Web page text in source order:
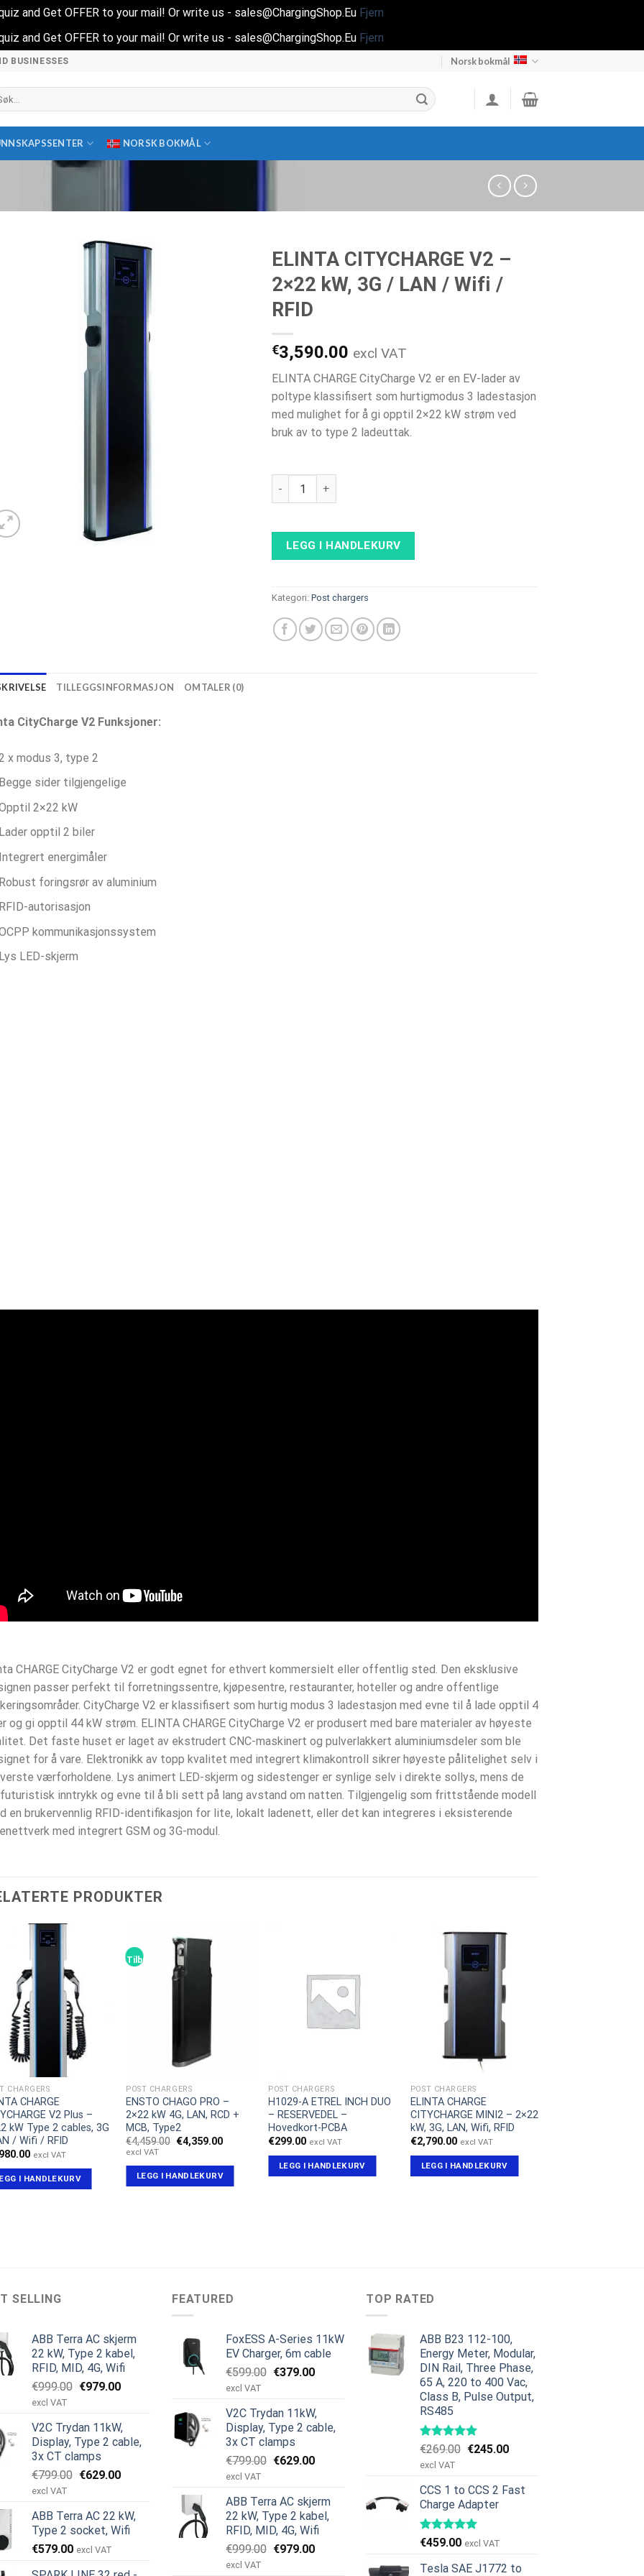
and Get OFFER to your mail! Or write us - sales@ChargingShop.Eu Fjern
and Get OFFER to your mail! Or write us - sales@ChargingShop.Eu Fjern
BUSINESSES Norsk bokmål
NORSK BOKMÅL
ELINTA CITYCHARGE V2 –
2×22 kW, 3G / LAN / Wifi /
RFID
€3,590.00 excl VAT
ELINTA CHARGE CityCharge V2 er en EV-lader av
poltype klassifisert som hurtigmodus 3 ladestasjon
med mulighet for å gi opptil 2×22 kW strøm ved
bruk av to type 2 ladeuttak.
ELINTA CITYCHARGE V2 - 2×22 kW, 3G / LAN / Wifi / RFID antall
LEGG I HANDLEKURV
Kategori:Post chargers
TILLEGGSINFORMASJON OMTALER (0)
CityCharge V2 Funksjoner:
x modus 3, type 2
Begge sider tilgjengelige
2×22 kW
Lader opptil 2 biler
Integrert energimåler
Robust foringsrør av aluminium
RFID-autorisasjon
kommunikasjonssystem
Lys LED-skjerm
CHARGE CityCharge V2 er godt egnet for ethvert kommersielt eller offentlig sted. Den eksklusive
passer perfekt til forretningssentre, kjøpesentre, restauranter, hoteller og andre offentlige
CityCharge V2 er klassifisert som hurtig modus 3 ladestasjon med evne til å lade opptil 4
og gi opptil 44 kW strøm. ELINTA CHARGE CityCharge V2 er produsert med bare materialer av høyeste
Det faste huset er laget av ekstrudert CNC-maskinert og pulverlakkert aluminiumsdeler som ble
for å vare. Elektronikk av topp kvalitet med integrert klimakontroll sikrer høyeste pålitelighet selv i
værforholdene. Lys animert LED-skjerm og sidestenger er synlige selv i direkte sollys, mens de
inntrykk og evne til å bli sett på lang avstand om natten. Tilgjengelig som frittstående modell
en brukervennlig RFID-identifikasjon for lite, lokalt ladenett, eller det kan integreres i eksisterende
med integrert GSM og 3G-modul.
PRODUKTER
CHARGERS
CHARGE
V2 Plus –
kW Type 2 cables, 3G
/ Wifi / RFID
excl VAT
I HANDLEKURV
Tilbud!
POST CHARGERS
ENSTO CHAGO PRO –
2×22 kW 4G, LAN, RCD +
MCB, Type2
€4,459.00 Opprinnelig
pris
€4,459.00.
€4,359.00Nåværende
€4,359.00.
excl VAT
LEGG I HANDLEKURV
POST CHARGERS
H1029-A ETREL INCH DUO
– RESERVEDEL –
Hovedkort-PCBA
€299.00 excl VAT
LEGG I HANDLEKURV
POST CHARGERS
ELINTA CHARGE
CITYCHARGE MINI2 – 2×22
kW, 3G, LAN, Wifi, RFID
€2,790.00 excl VAT
LEGG I HANDLEKURV
SELLING
ABB Terra AC skjerm
22 kW, Type 2 kabel,
RFID, MID, 4G, Wifi
€999.00 Opprinnelig
€999.00.
€979.00Nåværende
€979.00.
excl VAT
V2C Trydan 11kW,
Display, Type 2 cable,
3x CT clamps
€799.00 Opprinnelig
€799.00.
€629.00Nåværende
€629.00.
excl VAT
ABB Terra AC 22 kW,
Type 2 socket, Wifi
€579.00 excl VAT
FEATURED
FoxESS A-Series 11kW
EV Charger, 6m cable
€599.00 Opprinnelig
€599.00.
€379.00Nåværende
€379.00.
excl VAT
V2C Trydan 11kW,
Display, Type 2 cable,
3x CT clamps
€799.00 Opprinnelig
€799.00.
€629.00Nåværende
€629.00.
excl VAT
ABB Terra AC skjerm
22 kW, Type 2 kabel,
RFID, MID, 4G, Wifi
€999.00 Opprinnelig
€979.00Nåværende
excl VAT
TOP RATED
ABB B23 112-100,
Energy Meter, Modular,
DIN Rail, Three Phase,
65 A, 220 to 400 Vac,
Class B, Pulse Output,
RS485
€269.00 Opprinnelig
€269.00.
€245.00Nåværende
€245.00.
excl VAT
CCS 1 to CCS 2 Fast
Charge Adapter
€459.00 excl VAT
Tesla SAE J1772 to